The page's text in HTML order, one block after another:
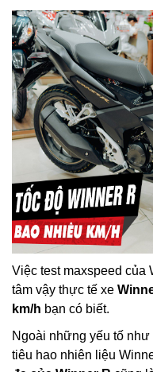
Việc test maxspeed của
tâm vậy thực tế xe
km/h bạn có biết.
Ngoài những yếu tố
tiêu hao nhiên liệu